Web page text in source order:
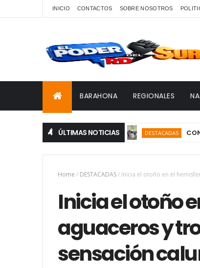
INICIO CONTACTOS SOBRE NOSOTROS
BARAHONA REGIONALES
ÚLTIMAS NOTICIASDESTACADAS
Home / DESTACADAS/ Inicia el otoño en el
Inicia el otoño
aguaceros y
sensación